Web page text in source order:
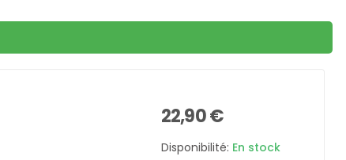
22,90 €
Disponibilité: En stock